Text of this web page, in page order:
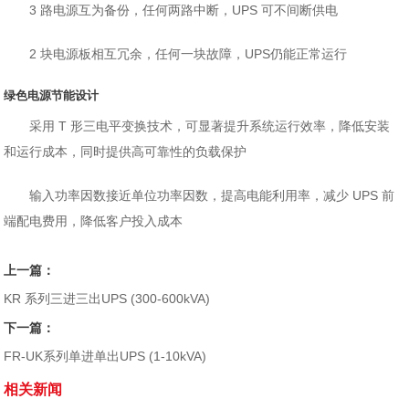
3 路电源互为备份，任何两路中断，UPS 可不间断供电
2 块电源板相互冗余，任何一块故障，UPS仍能正常运行
绿色电源节能设计
采用 T 形三电平变换技术，可显著提升系统运行效率，降低安装
和运行成本，同时提供高可靠性的负载保护
输入功率因数接近单位功率因数，提高电能利用率，减少 UPS 前
端配电费用，降低客户投入成本
上一篇：
KR 系列三进三出UPS (300-600kVA)
下一篇：
FR-UK系列单进单出UPS (1-10kVA)
相关新闻